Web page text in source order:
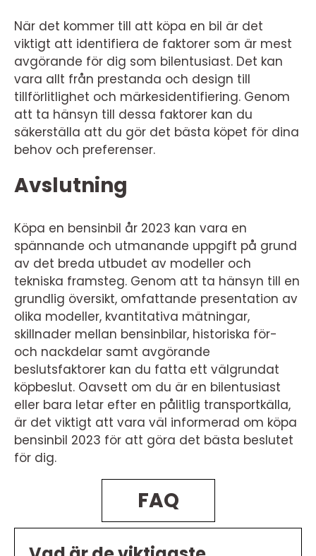
När det kommer till att köpa en bil är det
viktigt att identifiera de faktorer som är mest
avgörande för dig som bilentusiast. Det kan
vara allt från prestanda och design till
tillförlitlighet och märkesidentifiering. Genom
att ta hänsyn till dessa faktorer kan du
säkerställa att du gör det bästa köpet för dina
behov och preferenser.
Avslutning
Köpa en bensinbil år 2023 kan vara en
spännande och utmanande uppgift på grund
av det breda utbudet av modeller och
tekniska framsteg. Genom att ta hänsyn till en
grundlig översikt, omfattande presentation av
olika modeller, kvantitativa mätningar,
skillnader mellan bensinbilar, historiska för-
och nackdelar samt avgörande
beslutsfaktorer kan du fatta ett välgrundat
köpbeslut. Oavsett om du är en bilentusiast
eller bara letar efter en pålitlig transportkälla,
är det viktigt att vara väl informerad om köpa
bensinbil 2023 för att göra det bästa beslutet
för dig.
FAQ